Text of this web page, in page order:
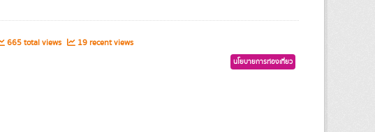
665 total views 19 recent views
นโยบายการท่องเที่ยว